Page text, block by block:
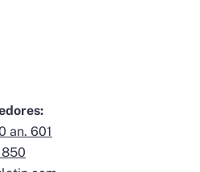
an. 601
850